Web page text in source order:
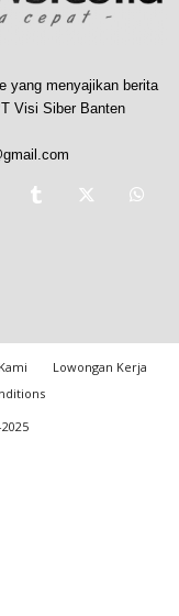
yang menyajikan berita
Visi Siber Banten
Lowongan Kerja